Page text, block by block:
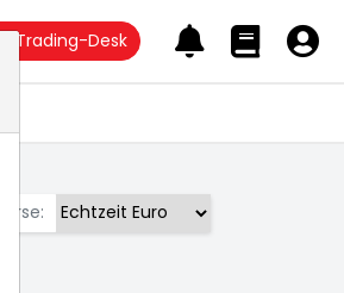
Trading-Desk
Börse: